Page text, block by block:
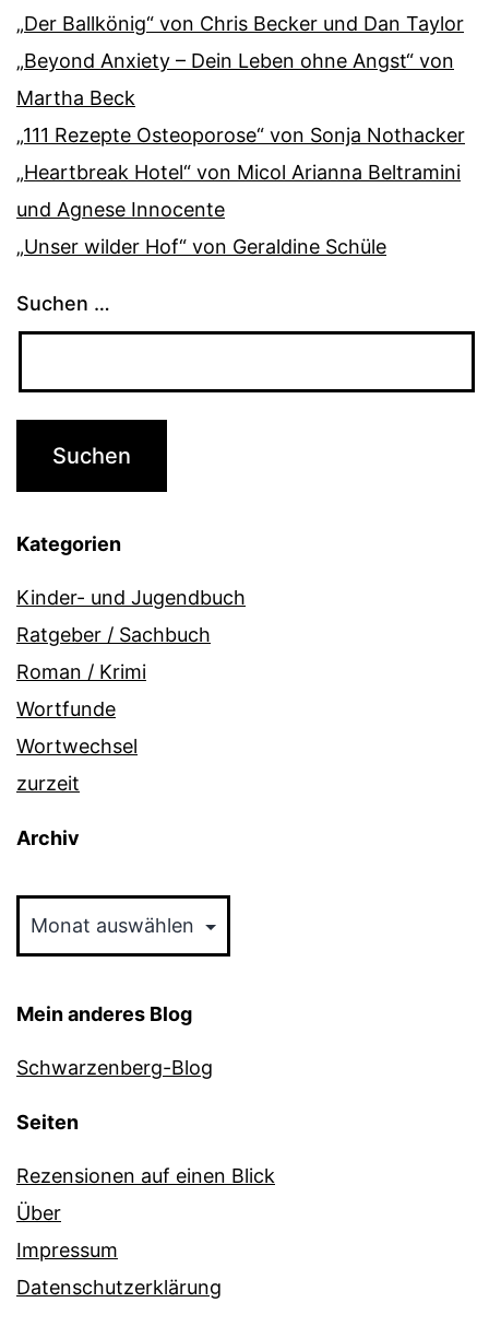
„Der Ballkönig“ von Chris Becker und Dan Taylor
„Beyond Anxiety – Dein Leben ohne Angst“ von
Martha Beck
„111 Rezepte Osteoporose“ von Sonja Nothacker
„Heartbreak Hotel“ von Micol Arianna Beltramini
und Agnese Innocente
„Unser wilder Hof“ von Geraldine Schüle
Suchen …
Kategorien
Kinder- und Jugendbuch
Ratgeber / Sachbuch
Roman / Krimi
Wortfunde
Wortwechsel
zurzeit
Archiv
Mein anderes Blog
Schwarzenberg-Blog
Seiten
Rezensionen auf einen Blick
Über
Impressum
Datenschutzerklärung